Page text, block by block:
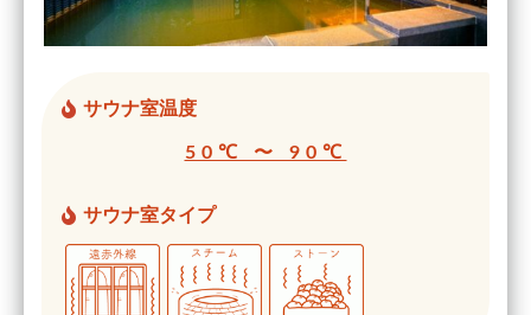
サウナ室温度
50℃ 〜 90℃
サウナ室タイプ